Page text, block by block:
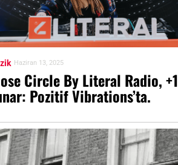
Haziran 13, 2025
Circle By Literal Radio, +1
Pozitif Vibrations’ta.